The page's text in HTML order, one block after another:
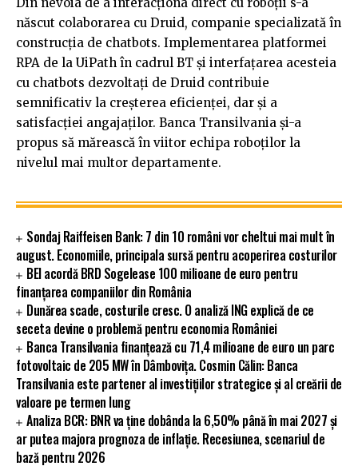
Din nevoia de a interacționa direct cu roboții s-a
născut colaborarea cu Druid, companie specializată în
construcția de chatbots. Implementarea platformei
RPA de la UiPath în cadrul BT și interfațarea acesteia
cu chatbots dezvoltați de Druid contribuie
semnificativ la creșterea eficienței, dar și a
satisfacției angajaților. Banca Transilvania şi-a
propus să mărească în viitor echipa roboților la
nivelul mai multor departamente.
Sondaj Raiffeisen Bank: 7 din 10 români vor cheltui mai mult în
august. Economiile, principala sursă pentru acoperirea costurilor
BEI acordă BRD Sogelease 100 milioane de euro pentru
finanțarea companiilor din România
Dunărea scade, costurile cresc. O analiză ING explică de ce
seceta devine o problemă pentru economia României
Banca Transilvania finanțează cu 71,4 milioane de euro un parc
fotovoltaic de 205 MW în Dâmbovița. Cosmin Călin: Banca
Transilvania este partener al investițiilor strategice și al creării de
valoare pe termen lung
Analiza BCR: BNR va ține dobânda la 6,50% până în mai 2027 și
ar putea majora prognoza de inflație. Recesiunea, scenariul de
bază pentru 2026